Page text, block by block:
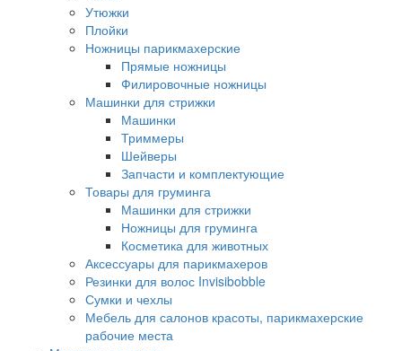
Утюжки
Плойки
Ножницы парикмахерские
Прямые ножницы
Филировочные ножницы
Машинки для стрижки
Машинки
Триммеры
Шейверы
Запчасти и комплектующие
Товары для груминга
Машинки для стрижки
Ножницы для груминга
Косметика для животных
Аксессуары для парикмахеров
Резинки для волос Invisibobble
Сумки и чехлы
Мебель для салонов красоты, парикмахерские
рабочие места